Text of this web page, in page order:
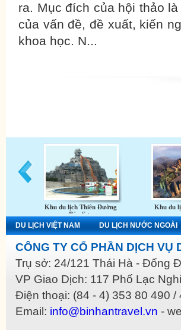
ra. Mục đích của hội thảo
của vấn đề, đề xuất, kiến
khoa học. N...
Khu du lịch Thiên Đường
Bảo Sơn
Khu du
DU LỊCH VIỆT NAM DU LỊCH NƯỚC NGOÀI
CÔNG TY CỔ PHẦN DỊCH
Trụ sở: 24/121 Thái Hà - Đống
VP Giao Dịch: 117 Phố Lạc
Điện thoại: (84 - 4) 353 80
Email: info@binhantravel.vn -